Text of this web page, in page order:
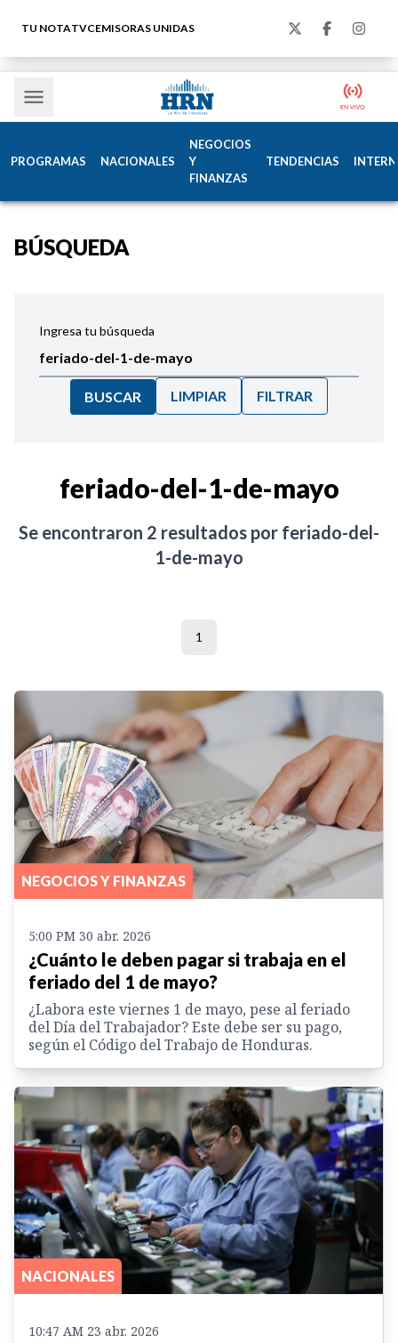
TU NOTATVCEMISORAS UNIDAS
PROGRAMAS NACIONALES
NEGOCIOS
Y
FINANZAS
TENDENCIAS
BÚSQUEDA
Ingresa tu búsqueda
BUSCAR LIMPIAR FILTRAR
feriado-del-1-de-mayo
Se encontraron 2 resultados por feriado-del-
1-de-mayo
1
NEGOCIOS Y FINANZAS
5:00 PM 30 abr. 2026
¿Cuánto le deben pagar si trabaja en el
feriado del 1 de mayo?
¿Labora este viernes 1 de mayo, pese al feriado
del Día del Trabajador? Este debe ser su pago,
según el Código del Trabajo de Honduras.
NACIONALES
10:47 AM 23 abr. 2026